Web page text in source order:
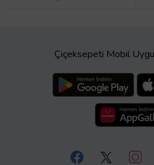
Çiçeksepeti Mobil